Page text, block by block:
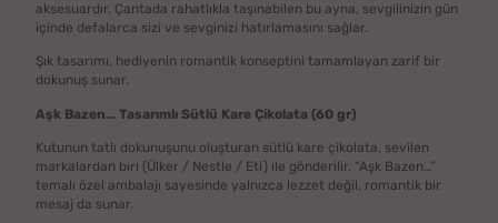
aksesuardır. Çantada rahatlıkla taşınabilen bu ayna, sevgilinizin gün
içinde defalarca sizi ve sevginizi hatırlamasını sağlar.
Şık tasarımı, hediyenin romantik konseptini tamamlayan zarif bir
dokunuş sunar.
Aşk Bazen… Tasarımlı Sütlü Kare Çikolata (60 gr)
Kutunun tatlı dokunuşunu oluşturan sütlü kare çikolata, sevilen
markalardan biri (Ülker / Nestle / Eti) ile gönderilir. “Aşk Bazen…”
temalı özel ambalajı sayesinde yalnızca lezzet değil, romantik bir
mesaj da sunar.